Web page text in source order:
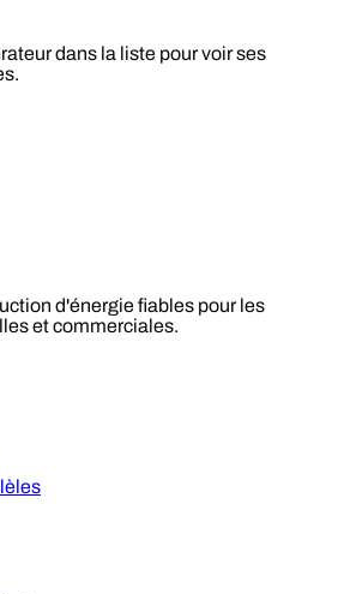
dans la liste pour voir ses
d'énergie fiables pour les
et commerciales.